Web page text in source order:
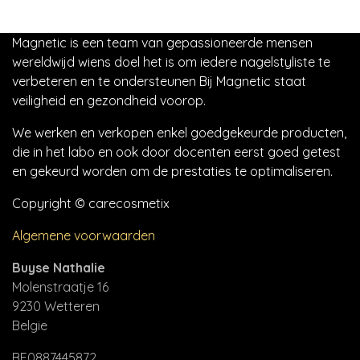
Magnetic is een team van gepassioneerde mensen
wereldwijd wiens doel het is om iedere nagelstyliste te
verbeteren en te ondersteunen Bij Magnetic staat
veiligheid en gezondheid voorop.
We werken en verkopen enkel goedgekeurde producten,
die in het labo en ook door docenten eerst goed getest
en gekeurd worden om de prestaties te optimaliseren.
Copyright © carecosmetix
Algemene voorwaarden
Buyse Nathalie
Molenstraatje 16
9230 Wetteren
Belgie